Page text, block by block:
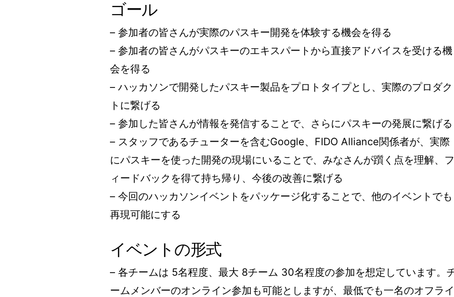
ゴール
– 参加者の皆さんが実際のパスキー開発を体験する機会を得る
– 参加者の皆さんがパスキーのエキスパートから直接アドバイスを受ける機
会を得る
– ハッカソンで開発したパスキー製品をプロトタイプとし、実際のプロダク
トに繋げる
– 参加した皆さんが情報を発信することで、さらにパスキーの発展に繋げる
– スタッフであるチューターを含むGoogle、FIDO Alliance関係者が、実際
にパスキーを使った開発の現場にいることで、みなさんが躓く点を理解、フ
ィードバックを得て持ち帰り、今後の改善に繋げる
– 今回のハッカソンイベントをパッケージ化することで、他のイベントでも
再現可能にする
イベントの形式
– 各チームは 5名程度、最大 8チーム 30名程度の参加を想定しています。
ームメンバーのオンライン参加も可能としますが、最低でも一名のオフライ